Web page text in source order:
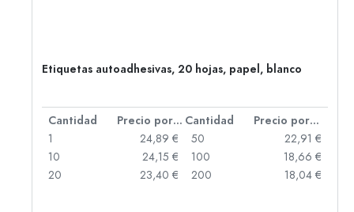
Etiquetas autoadhesivas, 20 hojas, papel, blanco
Cantidad Precio por unidad Cantidad
Precio por unidad
1
24,89 €
10
24,15 €
20
23,40 €
50
22,91 €
100
18,66 €
200
18,04 €